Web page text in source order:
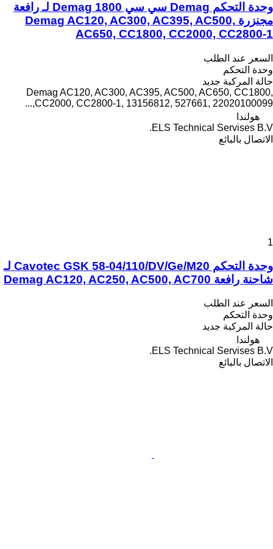
وحدة التحكم Demag سي سي 1800 Demag لـ رافعة
مجنزرة Demag AC120, AC300, AC395, AC500,
AC650, CC1800, CC2000, CC2800-1
السعر عند الطلب
وحدة التحكم
حالة المركبة جديد
Demag AC120, AC300, AC395, AC500, AC650, CC1800,
CC2000, CC2800-1, 13156812, 527661, 22020100099,...
هولندا
ELS Technical Servises B.V.
الاتصال بالبائع
1
وحدة التحكم Cavotec GSK 58-04/110/DV/Ge/M20 لـ
شاحنة رافعة Demag AC120, AC250, AC500, AC700
السعر عند الطلب
وحدة التحكم
حالة المركبة جديد
هولندا
ELS Technical Servises B.V.
الاتصال بالبائع